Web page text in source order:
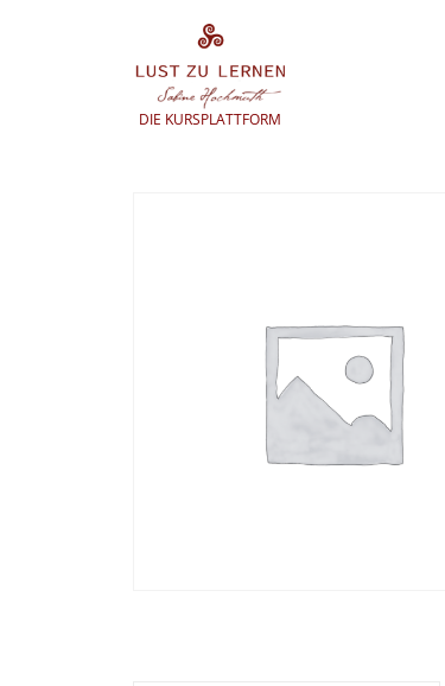
DIE KURSPLATTFORM